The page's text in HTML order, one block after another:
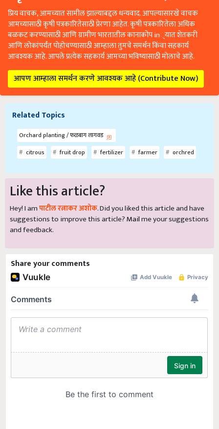
प्रिय वाचक, आमच्यात सामील झाल्याबद्दल धन्यवाद. आपल्यासारखे वाचक
आमच्यासाठी कृषी पत्रकारितेसाठी प्रेरणा आहेत. कृषी पत्रकारितेला अधिक
बळकट करण्यासाठी आणि ग्रामीण भारतातील कानाकोप in्यात शेतकरी
आणि लोकांपर्यंत पोहोचण्यासाठी आम्हाला तुमचे समर्थन किंवा सहकार्य
आवश्यक आहे. आपले प्रत्येक सहकार्य आमच्या भविष्यासाठी मोलाचे आहे.
आपण आम्हाला समर्थन करणे आवश्यक आहे (Contribute Now)
Related Topics
Orchard planting / फळबाग लागवड
citrous
fruit drop fertilizer farmer orchred
Like this article?
Hey! I amपाटील रत्नाकर अशोक. Did you liked this article and have
suggestions to improve this article?Mailme your suggestions
and feedback.
Share your comments